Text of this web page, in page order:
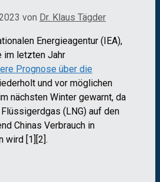
von Dr. Klaus Tägder
Energieagentur (IEA),
im letzten Jahr
Prognose über die
und vor möglichen
nächsten Winter gewarnt, da
(LNG) auf den
Chinas Verbrauch in
wird [1][2].